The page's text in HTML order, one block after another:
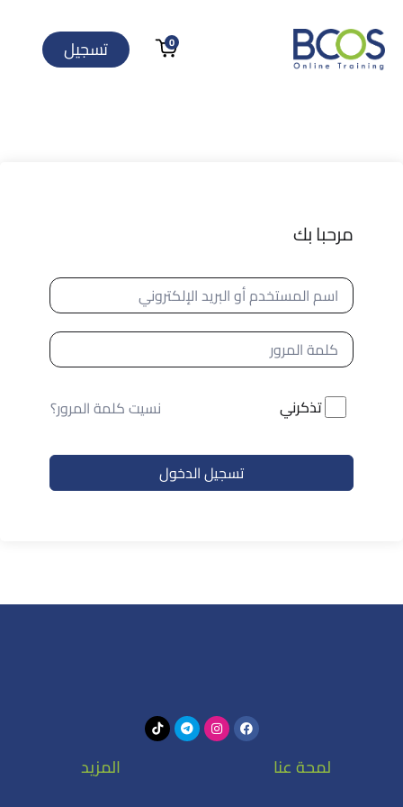
0 تسجيل
مرحبا بك
تذكرني نسيت كلمة المرور؟
تسجيل الدخول
لمحة عنا المزيد